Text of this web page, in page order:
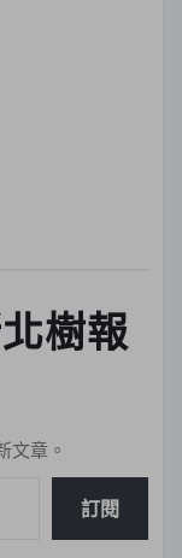
樹報
文章。
訂閱